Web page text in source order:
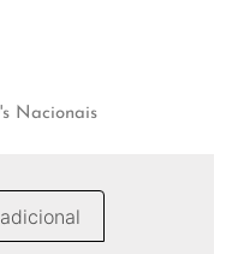
Nacionais